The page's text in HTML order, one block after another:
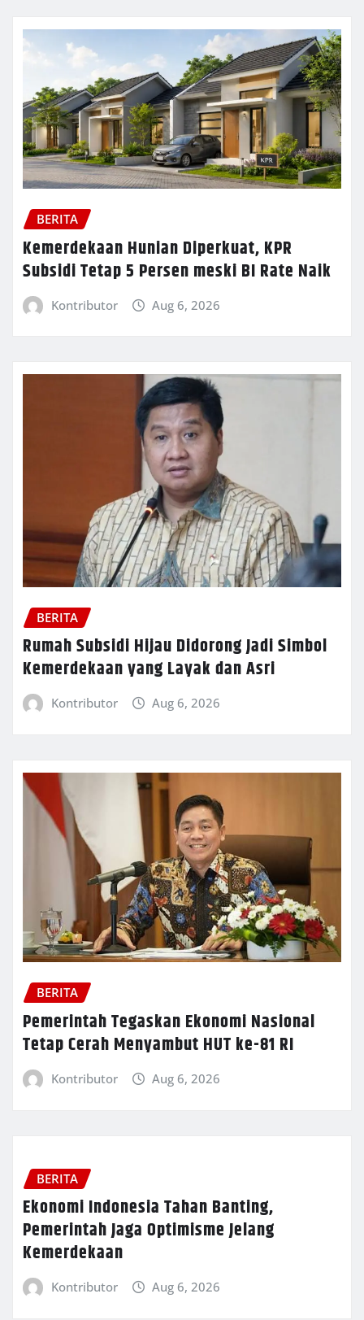
BERITA
Kemerdekaan Hunian Diperkuat, KPR
Subsidi Tetap 5 Persen meski BI Rate Naik
Kontributor Aug 6, 2026
BERITA
Rumah Subsidi Hijau Didorong Jadi Simbol
Kemerdekaan yang Layak dan Asri
Kontributor Aug 6, 2026
BERITA
Pemerintah Tegaskan Ekonomi Nasional
Tetap Cerah Menyambut HUT ke-81 RI
Kontributor Aug 6, 2026
BERITA
Ekonomi Indonesia Tahan Banting,
Pemerintah Jaga Optimisme Jelang
Kemerdekaan
Kontributor Aug 6, 2026